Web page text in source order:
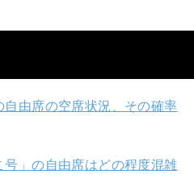
由席の空席状況、その確率
」の自由席はどの程度混雑